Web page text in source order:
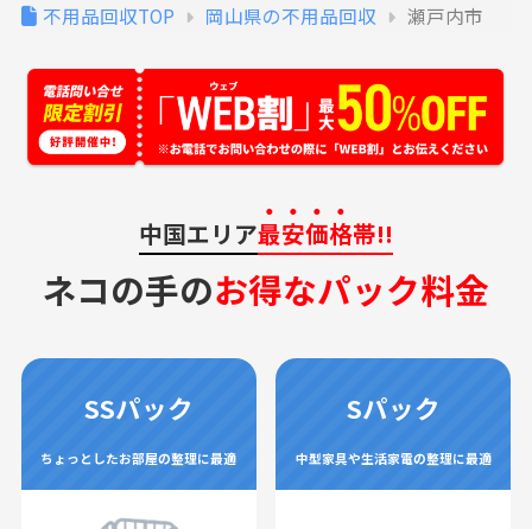
不用品回収TOP 岡山県の不用品回収 瀬戸内市
中国エリア最安価格帯!!
ネコの手のお得なパック料金
SSパック
ちょっとしたお部屋の整理に最適
Sパック
中型家具や生活家電の整理に最適